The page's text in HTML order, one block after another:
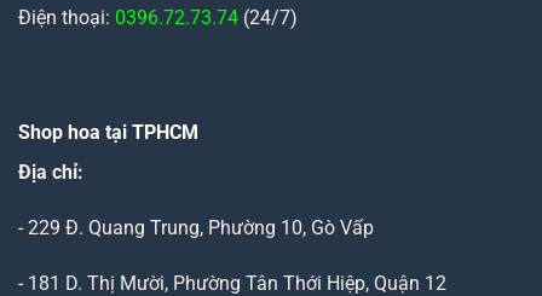
Điện thoại: 0396.72.73.74 (24/7)
Shop hoa tại TPHCM
Địa chỉ:
- 229 Đ. Quang Trung, Phường 10, Gò Vấp
- 181 D. Thị Mười, Phường Tân Thới Hiệp, Quận 12